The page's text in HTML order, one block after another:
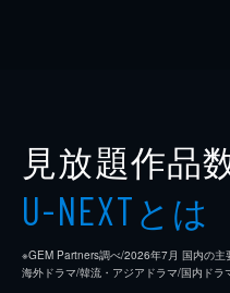
見放題作品
U-NEXTとは
※GEM Partners調べ/2026年7⽉ 国内の
海外ドラマ/韓流・アジアドラマ/国内ドラ